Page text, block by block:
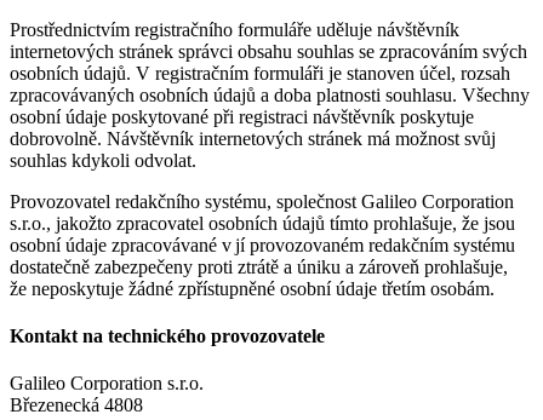
Prostřednictvím registračního formuláře uděluje návštěvník
internetových stránek správci obsahu souhlas se zpracováním svých
osobních údajů. V registračním formuláři je stanoven účel, rozsah
zpracovávaných osobních údajů a doba platnosti souhlasu. Všechny
osobní údaje poskytované při registraci návštěvník poskytuje
dobrovolně. Návštěvník internetových stránek má možnost svůj
souhlas kdykoli odvolat.
Provozovatel redakčního systému, společnost Galileo Corporation
s.r.o., jakožto zpracovatel osobních údajů tímto prohlašuje, že jsou
osobní údaje zpracovávané v jí provozovaném redakčním systému
dostatečně zabezpečeny proti ztrátě a úniku a zároveň prohlašuje,
že neposkytuje žádné zpřístupněné osobní údaje třetím osobám.
Kontakt na technického provozovatele
Galileo Corporation s.r.o.
Březenecká 4808